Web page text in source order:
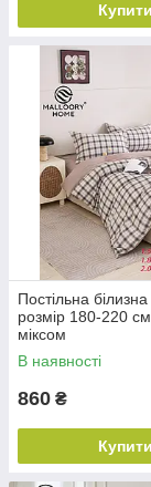
Купити
Постільна
розмір 180-220
міксом
В наявності
860 ₴
Купити